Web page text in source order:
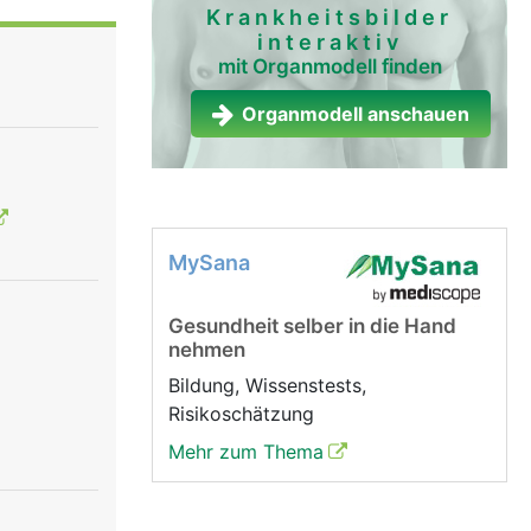
die
unter
Krankheitsbilder
interaktiv
mit Organmodell finden
Organmodell anschauen
MySana
Gesundheit selber in die Hand
nehmen
Bildung, Wissenstests,
Risikoschätzung
Mehr zum Thema